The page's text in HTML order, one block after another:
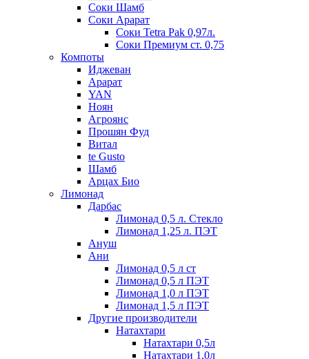
Соки Шамб
Соки Арарат
Соки Tetra Pak 0,97л.
Соки Премиум ст. 0,75
Компоты
Иджеван
Арарат
YAN
Ноян
Агроянс
Прошян Фуд
Витал
te Gusto
Шамб
Арцах Био
Лимонад
Дарбас
Лимонад 0,5 л. Стекло
Лимонад 1,25 л. ПЭТ
Ануш
Ани
Лимонад 0,5 л ст
Лимонад 0,5 л ПЭТ
Лимонад 1,0 л ПЭТ
Лимонад 1,5 л ПЭТ
Другие производители
Натахтари
Натахтари 0,5л
Натахтари 1,0л